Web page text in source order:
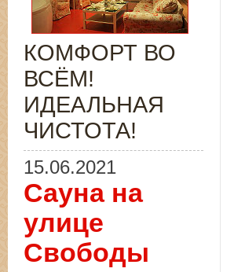
КОМФОРТ ВО
ВСЁМ!
ИДЕАЛЬНАЯ
ЧИСТОТА!
15.06.2021
Сауна на
улице
Свободы